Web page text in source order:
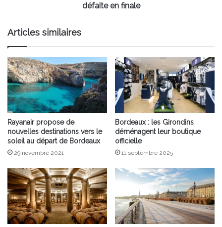
finale
défaite en finale
Articles similaires
Rayanair propose de
nouvelles destinations vers le
soleil au départ de Bordeaux
29 novembre 2021
Bordeaux : les Girondins
déménagent leur boutique
officielle
11 septembre 2025